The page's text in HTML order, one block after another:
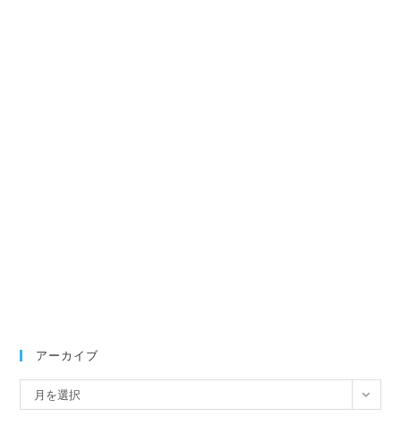
アーカイブ
ー
月を選択